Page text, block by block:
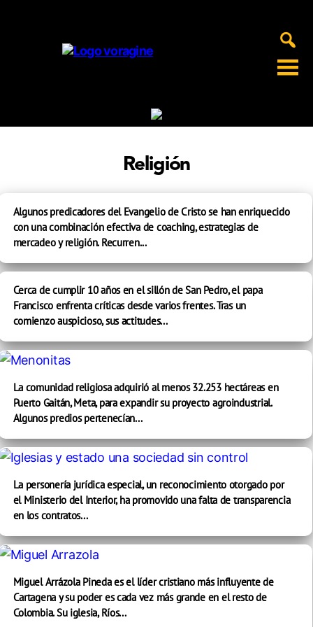
Religión
Algunos predicadores del Evangelio de Cristo se han enriquecido
con una combinación efectiva de coaching, estrategias de
mercadeo y religión. Recurren...
Cerca de cumplir 10 años en el sillón de San Pedro, el papa
Francisco enfrenta críticas desde varios frentes. Tras un
comienzo auspicioso, sus actitudes...
La comunidad religiosa adquirió al menos 32.253 hectáreas en
Puerto Gaitán, Meta, para expandir su proyecto agroindustrial.
Algunos predios pertenecían...
La personería jurídica especial, un reconocimiento otorgado por
el Ministerio del Interior, ha promovido una falta de transparencia
en los contratos...
Miguel Arrázola Pineda es el líder cristiano más influyente de
Cartagena y su poder es cada vez más grande en el resto de
Colombia. Su iglesia, Ríos...